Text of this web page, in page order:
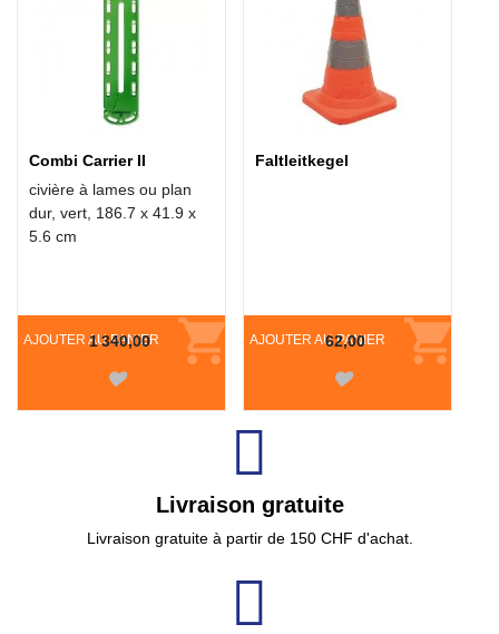
Combi Carrier II
civière à lames ou plan
dur, vert, 186.7 x 41.9 x
5.6 cm
AJOUTER AU PANIER
1 340,00
Faltleitkegel
AJOUTER AU PANIER
62,00
Livraison gratuite
Livraison gratuite à partir de 150 CHF d'achat.